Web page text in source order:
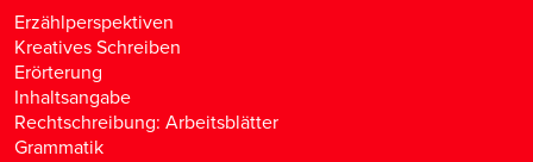
Erzählperspektiven
Kreatives Schreiben
Erörterung
Inhaltsangabe
Rechtschreibung: Arbeitsblätter
Grammatik